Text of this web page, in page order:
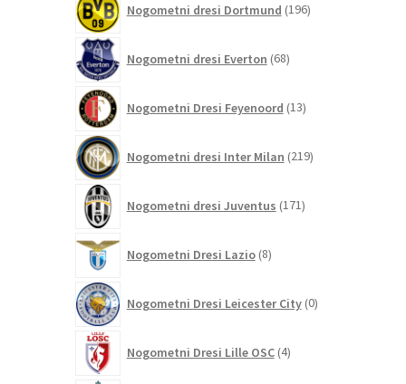
Nogometni dresi Dortmund 196izdelkov
Nogometni dresi Everton 68izdelkov
Nogometni Dresi Feyenoord 13izdelkov
Nogometni dresi Inter Milan 219izdelkov
Nogometni dresi Juventus 171izdelkov
Nogometni Dresi Lazio 8izdelkov
Nogometni Dresi Leicester City 0izdelkov
Nogometni Dresi Lille OSC 4izdelki